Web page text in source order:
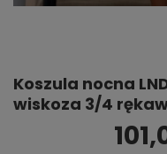
Koszula nocna
wiskoza 3/4